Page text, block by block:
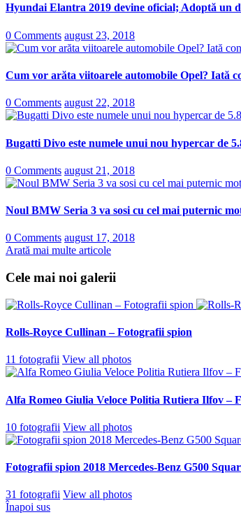
Hyundai Elantra 2019 devine oficial; Adoptă un
0 Comments august 23, 2018
Cum vor arăta viitoarele automobile Opel? Iată
0 Comments august 22, 2018
Bugatti Divo este numele unui nou hypercar de
0 Comments august 21, 2018
Noul BMW Seria 3 va sosi cu cel mai puternic
0 Comments august 17, 2018
Arată mai multe articole
Cele mai noi galerii
Rolls-Royce Cullinan – Fotografii spion
11 fotografii View all photos
Alfa Romeo Giulia Veloce Politia Rutiera Ilfov –
10 fotografii View all photos
Fotografii spion 2018 Mercedes-Benz G500
31 fotografii View all photos
Înapoi sus